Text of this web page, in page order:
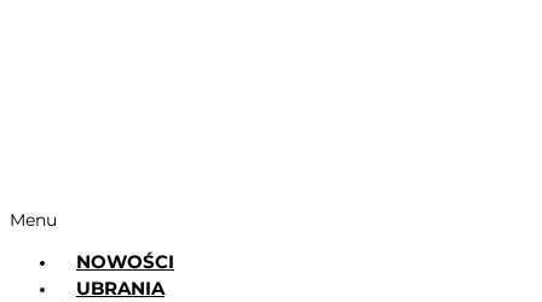
Menu
NOWOŚCI
UBRANIA